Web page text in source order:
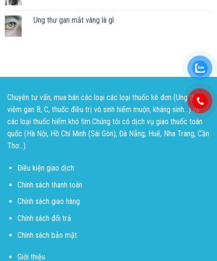
Ung thư gan mắt vàng là gì
Chuyên tư vấn, mua bán các loại các loại thuốc kê đơn (Ung thư,
viêm gan B, C, thuốc điều trị vô sinh hiếm muộn, kháng sinh...) và
các loại thuốc hiếm khó tìm.Chúng tôi có dịch vụ giao thuốc toàn
quốc (Hà Nội, Hồ Chí Minh (Sài Gòn), Đà Nẵng, Huế, Nha Trang, Cần
Thơ...)
Điều kiện giao dịch
Chính sách thanh toán
Chính sách giao hàng
Chính sách đổi trả
Chính sách bảo mật
Giới thiệu